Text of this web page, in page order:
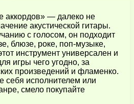
аккордов» — далеко не
акустической гитары.
с голосом, он подходит
блюзе, роке, поп-музыке,
инструмент универсален и
игры чего угодно, за
произведений и фламенко.
себя исполнителем или
смело покупайте